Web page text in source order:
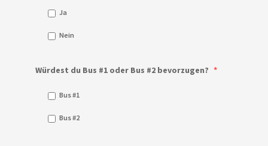
Ja
Nein
Würdest du Bus #1 oder Bus #2 bevorzugen? *
Bus #1
Bus #2